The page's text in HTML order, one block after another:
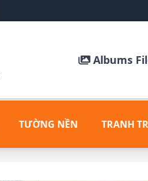
Albums
TƯỜNG NỀN TRANH